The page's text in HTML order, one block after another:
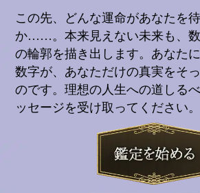
この先、どんな運命があなたを
か……。本来見えない未来も、
の輪郭を描き出します。あなた
数字が、あなただけの真実をそ
のです。理想の人生への道しる
ッセージを受け取ってください。